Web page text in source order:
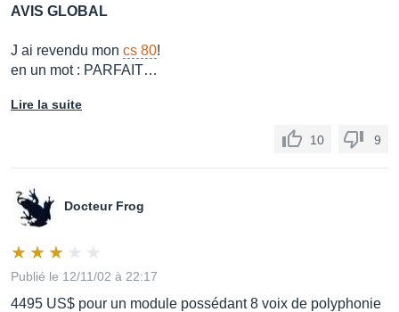
AVIS GLOBAL
J ai revendu mon cs 80!
en un mot : PARFAIT…
Lire la suite
10 9
Docteur Frog
Publié le 12/11/02 à 22:17
4495 US$ pour un module possédant 8 voix de polyphonie